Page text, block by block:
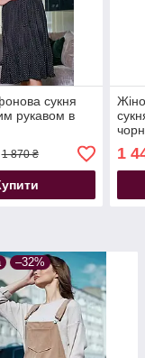
сукня
рукавом в
1 870 ₴ 1
–32%